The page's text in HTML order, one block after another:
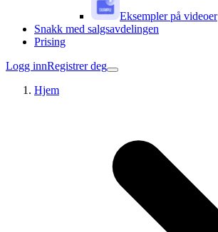
Eksempler på videoer
Snakk med salgsavdelingen
Prising
Logg innRegistrer deg
Hjem